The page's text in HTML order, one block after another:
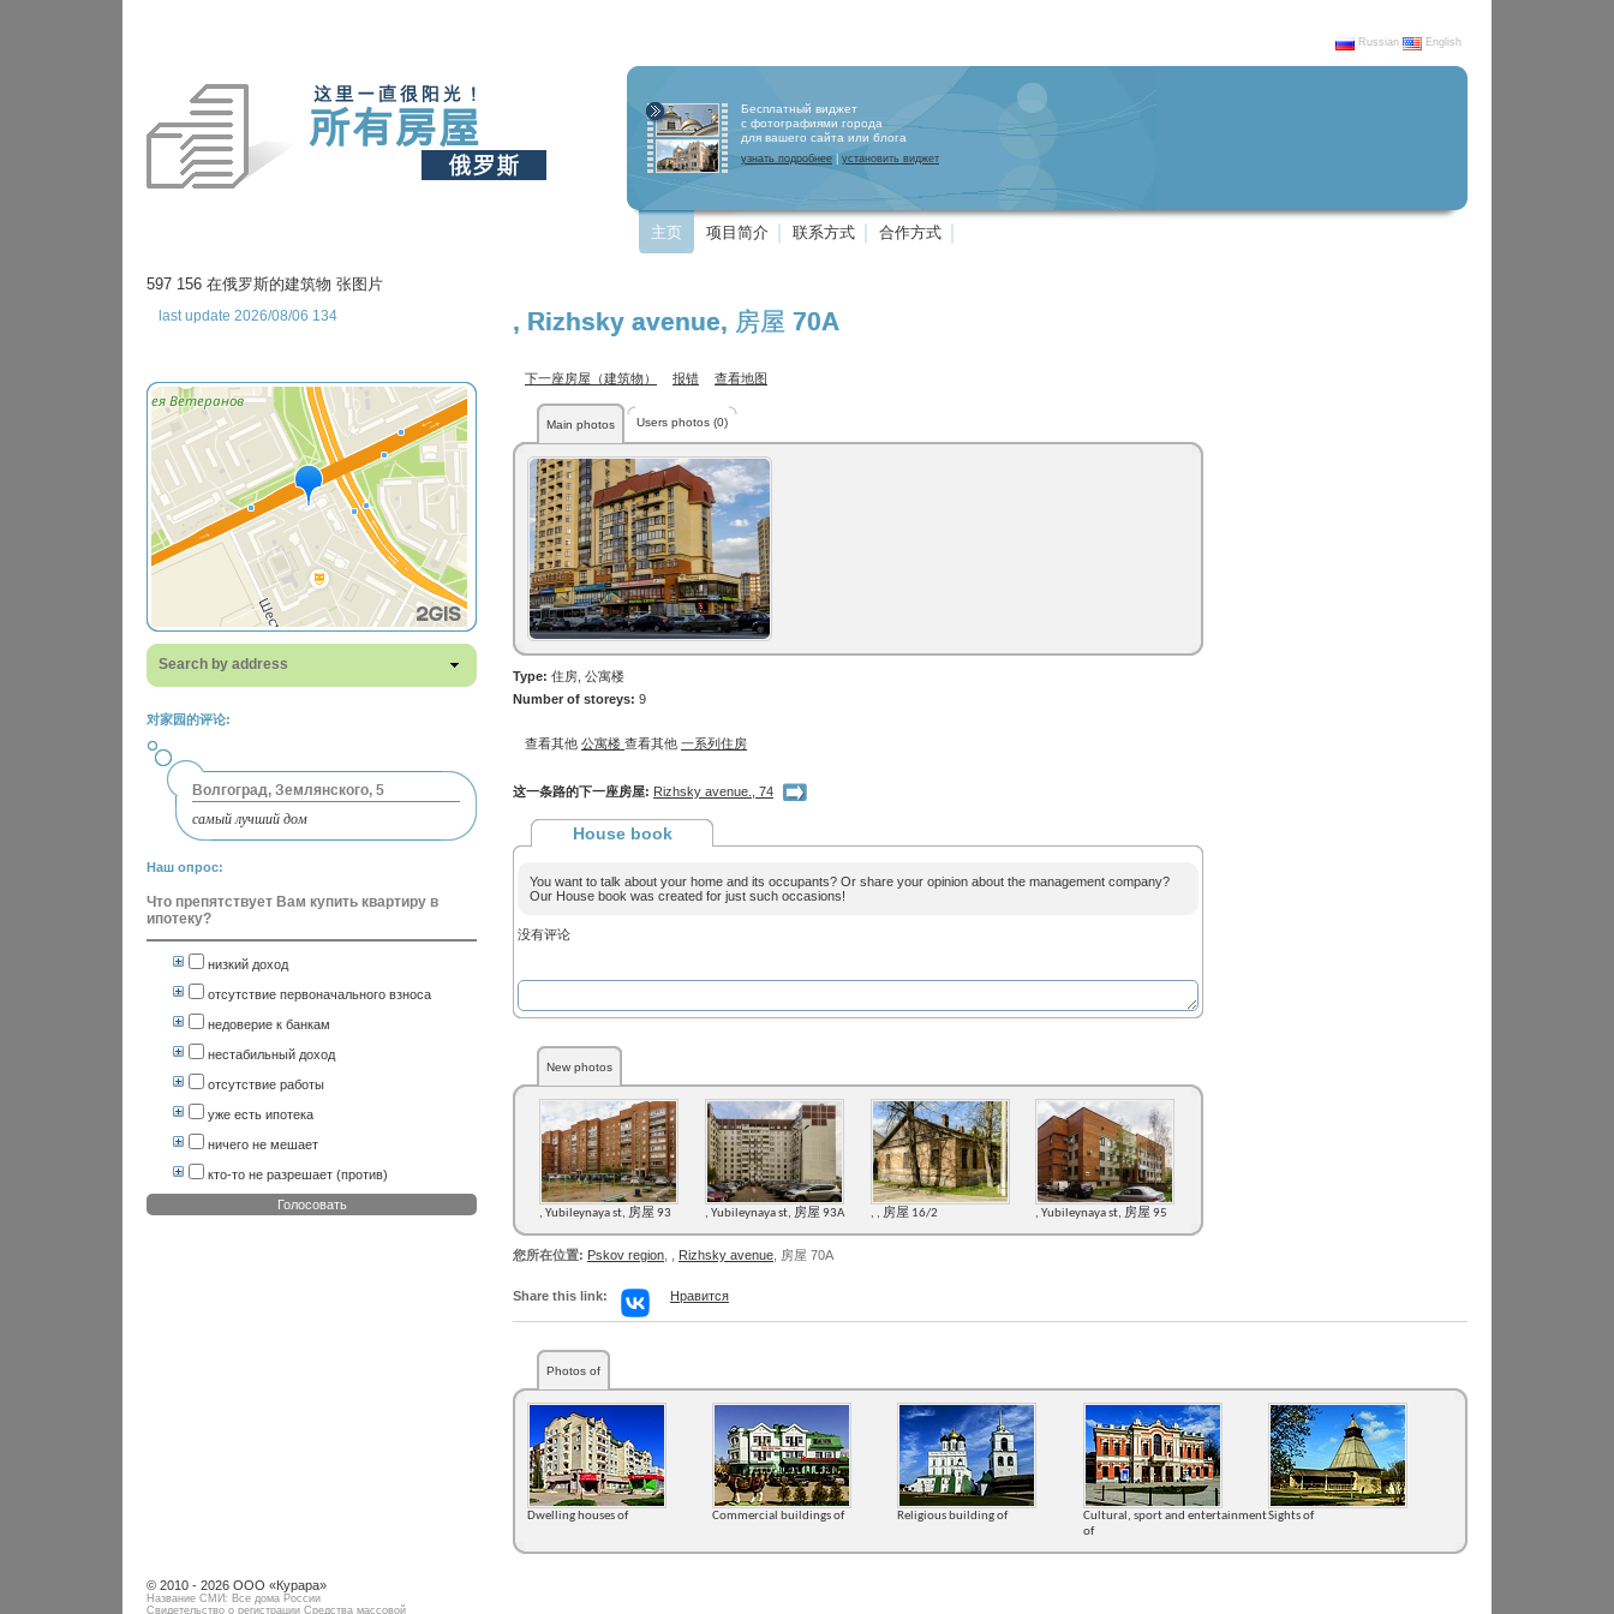
Russian English
Бесплатный виджет
с фотографиями города
для вашего сайта или блога
узнать подробнее установить виджет
主页 项目简介 联系方式 合作方式
597 156 在俄罗斯的建筑物 张图片
last update 2026/08/06 134
Search by address
对家园的评论:
Волгоград, Землянского, 5
самый лучший дом
Наш опрос:
Что препятствует Вам купить квартиру в
ипотеку?
низкий доход
отсутствие первоначального взноса
недоверие к банкам
нестабильный доход
отсутствие работы
уже есть ипотека
ничего не мешает
кто-то не разрешает (против)
Голосовать
, Rizhsky avenue, 房屋 70А
下一座房屋（建筑物） 报错 查看地图
Main photos Users photos (0)
Type: 住房, 公寓楼
Number of storeys: 9
查看其他 公寓楼 查看其他 一系列住房
这一条路的下一座房屋: Rizhsky avenue., 74
House book
You want to talk about your home and its occupants? Or share your opinion about the management company?
Our House book was created for just such occasions!
没有评论
New photos
, Yubileynaya st, 房屋 93 , Yubileynaya st, 房屋 93А , , 房屋 16/2 , Yubileynaya st, 房屋 95
您所在位置: Pskov region Rizhsky avenue , 房屋 70А
Share this link: Нравится
Photos of
Dwelling houses of Commercial buildings of Religious building of
Cultural, sport and entertainment
of
Sights of
© 2010 - 2026 ООО «Курара»
Название СМИ: Все дома России
Свидетельство о регистрации Средства массовой